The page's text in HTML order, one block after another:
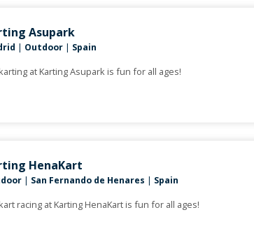
Asupark
Outdoor Spain
at Karting Asupark is fun for all ages!
HenaKart
San Fernando de Henares Spain
racing at Karting HenaKart is fun for all ages!